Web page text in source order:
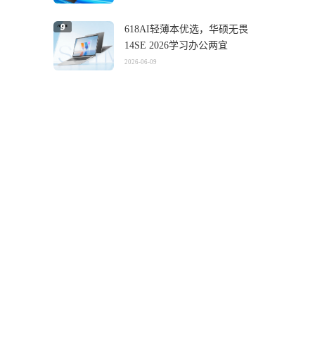
618AI轻薄本优选，华硕无畏
14SE 2026学习办公两宜
2026-06-09